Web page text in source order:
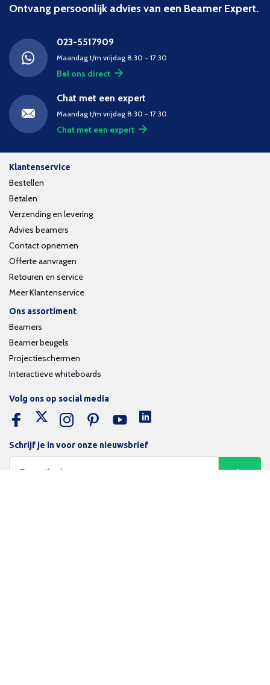
Ontvang persoonlijk advies van een Beamer Expert.
023-5517909
Maandag t/m vrijdag 8.30 - 17:30
Bel ons direct
Chat met een expert
Maandag t/m vrijdag 8.30 - 17:30
Chat met een expert
Klantenservice
Bestellen
Betalen
Verzending en levering
Advies beamers
Contact opnemen
Offerte aanvragen
Retouren en service
Meer Klantenservice
Ons assortiment
Beamers
Beamer beugels
Projectieschermen
Interactieve whiteboards
Schrijf je in voor onze nieuwsbrief
Volg ons op social media